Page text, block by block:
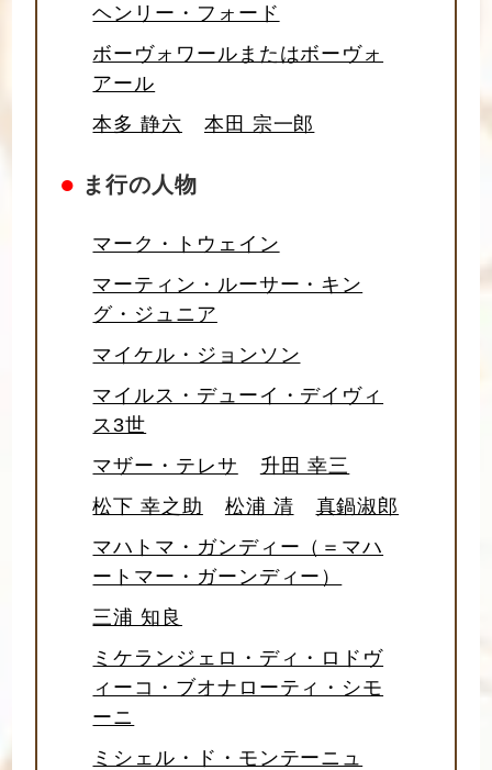
ヘンリー・フォード
ボーヴォワールまたはボーヴォ
アール
本多 静六
本田 宗一郎
● ま行の人物
マーク・トウェイン
マーティン・ルーサー・キン
グ・ジュニア
マイケル・ジョンソン
マイルス・デューイ・デイヴィ
ス3世
マザー・テレサ
升田 幸三
松下 幸之助
松浦 清
真鍋淑郎
マハトマ・ガンディー（＝マハ
ートマー・ガーンディー）
三浦 知良
ミケランジェロ・ディ・ロドヴ
ィーコ・ブオナローティ・シモ
ーニ
ミシェル・ド・モンテーニュ